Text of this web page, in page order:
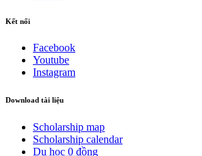
Kết nối
Facebook
Youtube
Instagram
Download tài liệu
Scholarship map
Scholarship calendar
Du học 0 đồng